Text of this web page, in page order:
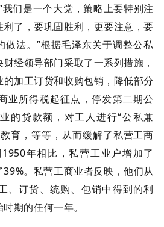
们是一个大党，策略上要特别注
了，要巩固胜利，更要注意，要
做法。”根据毛泽东关于调整公私
经领导部门采取了一系列措施，
加工订货和收购包销，降低部分
业所得税起征点，停发第二期公
的贷款额，对工人进行“公私兼
育，等等，从而缓解了私营工商
年相比，私营工业户增加了
。私营工商业者反映，他们从
、订货、统购、包销中得到的利
期的任何一年。